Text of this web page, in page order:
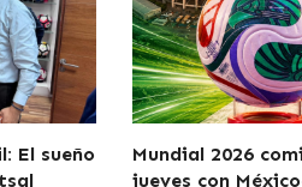
El sueño
Mundial 2026
jueves con